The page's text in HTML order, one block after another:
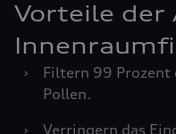
Vorteile der
›
Filtern 99
Pollen.
›
Verringern das